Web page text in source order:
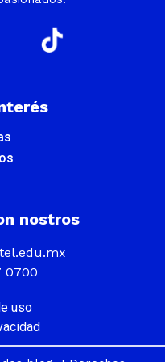
nostros
0700
uso